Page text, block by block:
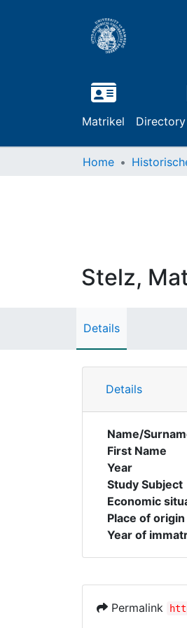
Matrikel
Home
Stelz,
Details
Details
Name/
First Name
Year
Study Subject
Economic
Place of origin
Year of
Permalink